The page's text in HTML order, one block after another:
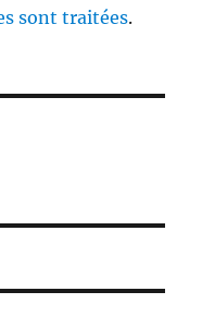
sont traitées.